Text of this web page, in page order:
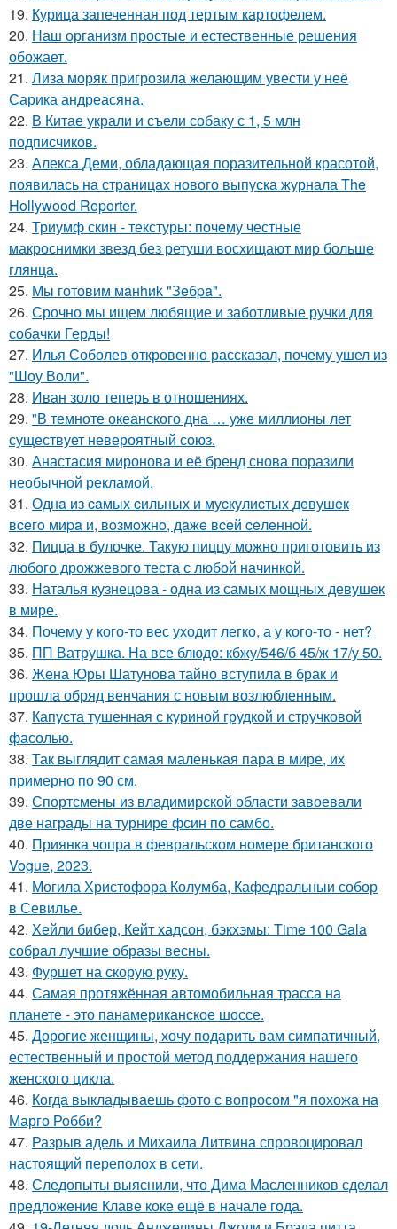
19. Курица запеченная под тертым картофелем.
20. Наш организм простые и естественные решения
обожает.
21. Лиза моряк пригрозила желающим увести у неё
Сарика андреасяна.
22. В Китае украли и съели собаку с 1, 5 млн
подписчиков.
23. Алекса Деми, обладающая поразительной красотой,
появилась на страницах нового выпуска журнала The
Hollywood Reporter.
24. Триумф скин - текстуры: почему честные
макроснимки звезд без ретуши восхищают мир больше
глянца.
25. Мы готовим мaнhиk "Зeбpa".
26. Срочно мы ищем любящие и заботливые ручки для
собачки Герды!
27. Илья Соболев откровенно рассказал, почему ушел из
"Шоу Воли".
28. Иван золо теперь в отношениях.
29. "В темноте океанского дна … уже миллионы лет
существует невероятный союз.
30. Анастасия миронова и её бренд снова поразили
необычной рекламой.
31. Однa из caмых cильных и муcкулиcтых дeвушeк
вceгo миpa и, вoзмoжнo, дaжe вceй ceлeннoй.
32. Пицца в булочке. Такую пиццу можно приготовить из
любого дрожжевого теста с любой начинкой.
33. Наталья кузнецова - одна из самых мощных девушек
в мире.
34. Почему у кого-то вес уходит легко, а у кого-то - нет?
35. ПП Ватрушка. На все блюдо: кбжу/546/б 45/ж 17/у 50.
36. Жена Юры Шатунова тайно вступила в брак и
прошла обряд венчания с новым возлюбленным.
37. Капуста тушенная с куриной грудкой и стручковой
фасолью.
38. Так выглядит самая маленькая пара в мире, их
примерно по 90 см.
39. Спортсмены из владимирской области завоевали
две награды на турнире фсин по самбо.
40. Приянка чопра в февральском номере британского
Vogue, 2023.
41. Могила Христофора Колумба, Кафедральныи собор
в Севилье.
42. Хейли бибер, Кейт хадсон, бэкхэмы: Time 100 Gala
собрал лучшие образы весны.
43. Фуршет на скорую руку.
44. Самая протяжённая автомобильная трасса на
планете - это панамериканское шоссе.
45. Дорогие женщины, хочу подарить вам симпатичный,
естественный и простой метод поддержания нашего
женского цикла.
46. Когда выкладываешь фото с вопросом "я похожа на
Марго Робби?
47. Разрыв адель и Михаила Литвина спровоцировал
настоящий переполох в сети.
48. Следопыты выяснили, что Дима Масленников сделал
предложение Клаве коке ещё в начале года.